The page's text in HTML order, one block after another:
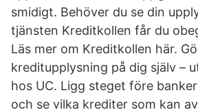
smidigt. Behöver du se din
tjänsten Kreditkollen får du
Läs mer om Kreditkollen här.
kreditupplysning på dig själv –
hos UC. Ligg steget före
och se vilka krediter som kan